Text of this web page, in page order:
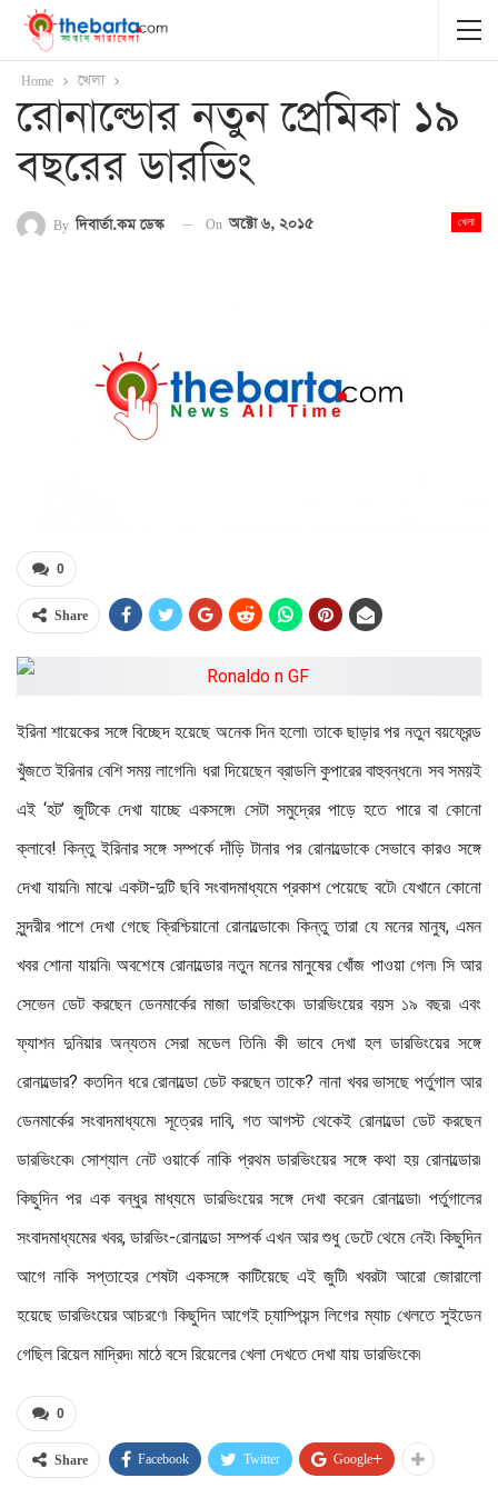
Home খেলা
রোনাল্ডোর নতুন প্রেমিকা ১৯
বছরের ডারভিং
খেলা
By দিবার্তা.কম ডেস্ক On অক্টো ৬, ২০১৫
0
Share
ইরিনা শায়েকের সঙ্গে বিচ্ছেদ হয়েছে অনেক দিন হলো৷‌ তাকে ছাড়ার পর নতুন বয়ফ্রেন্ড
খুঁজতে ইরিনার বেশি সময় লাগেনি৷‌ ধরা দিয়েছেন ব্রাডলি কুপারের বাহুবন্ধনে৷‌ সব সময়ই
এই ‘হট’ জুটিকে দেখা যাচ্ছে একসঙ্গে৷‌ সেটা সমুদ্রের পাড়ে হতে পারে বা কোনো
ক্লাবে! কিন্তু ইরিনার সঙ্গে সম্পর্কে দাঁড়ি টানার পর রোনাল্ডোকে সেভাবে কারও সঙ্গে
দেখা যায়নি৷‌ মাঝে একটা-দুটি ছবি সংবাদমাধ্যমে প্রকাশ পেয়েছে বটে৷‌ যেখানে কোনো
সুন্দরীর পাশে দেখা গেছে ক্রিশ্চিয়ানো রোনাল্ডোকে৷‌ কিন্তু তারা যে মনের মানুষ, এমন
খবর শোনা যায়নি৷‌ অবশেষে রোনাল্ডোর নতুন মনের মানুষের খোঁজ পাওয়া গেল৷‌ সি আর
সেভেন ডেট করছেন ডেনমার্কের মাজা ডারভিংকে৷‌ ডারভিংয়ের বয়স ১৯ বছর৷‌ এবং
ফ্যাশন দুনিয়ার অন্যতম সেরা মডেল তিনি৷‌ কী ভাবে দেখা হল ডারভিংয়ের সঙ্গে
রোনাল্ডোর? কতদিন ধরে রোনাল্ডো ডেট করছেন তাকে? নানা খবর ভাসছে পর্তুগাল আর
ডেনমার্কের সংবাদমাধ্যমে৷‌ সূত্রের দাবি, গত আগস্ট থেকেই রোনাল্ডো ডেট করছেন
ডারভিংকে৷‌ সোশ্যাল নেট ওয়ার্কে নাকি প্রথম ডারভিংয়ের সঙ্গে কথা হয় রোনাল্ডোর৷‌
কিছুদিন পর এক বন্ধুর মাধ্যমে ডারভিংয়ের সঙ্গে দেখা করেন রোনাল্ডো৷‌ পর্তুগালের
সংবাদমাধ্যমের খবর, ডারভিং-রোনাল্ডো সম্পর্ক এখন আর শুধু ডেটে থেমে নেই৷‌ কিছুদিন
আগে নাকি সপ্তাহের শেষটা একসঙ্গে কাটিয়েছে এই জুটি৷‌ খবরটা আরো জোরালো
হয়েছে ডারভিংয়ের আচরণে৷‌ কিছুদিন আগেই চ্যাম্পিয়ন্স লিগের ম্যাচ খেলতে সুইডেন
গেছিল রিয়েল মাদ্রিদ৷‌ মাঠে বসে রিয়েলের খেলা দেখতে দেখা যায় ডারভিংকে৷‌
0
Share Facebook Twitter Google+